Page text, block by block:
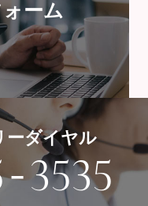
ーム
ーダイヤル
-3535